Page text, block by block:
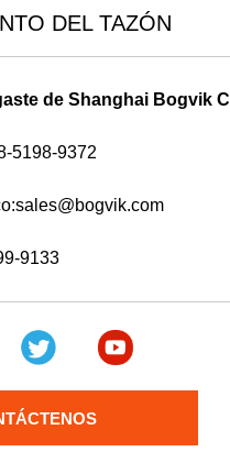
DEL TAZÓN
de Shanghai Bogvik
5198-9372
sales@bogvik.com
9133